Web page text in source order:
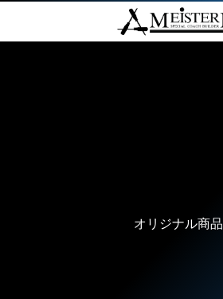
オリジナル商品